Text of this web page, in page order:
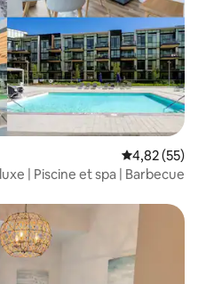
Note
4,82 (55)
| Piscine et spa | Barbecue